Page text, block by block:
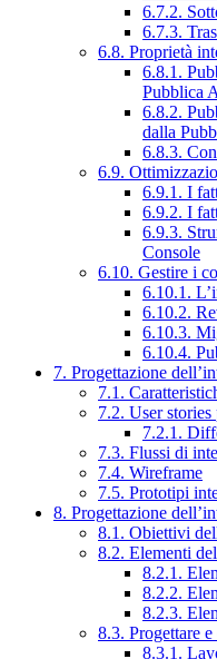
6.7.2.
6.7.3.
6.8. Proprietà
6.8.1.
Pubblica
6.8.2.
dalla
6.8.3.
6.9.
6.9.1. I
6.9.2. I
6.9.3.
Console
6.10. Gestire i
6.10.1.
6.10.2.
6.10.3.
6.10.4.
7. Progettazione
7.1.
7.2. User
7.2.1.
7.3. Flussi di
7.4. Wireframe
7.5. Prototipi
8. Progettazione
8.1. Obiettivi
8.2. Elementi
8.2.1.
8.2.2.
8.2.3.
8.3. Progettare
8.3.1.